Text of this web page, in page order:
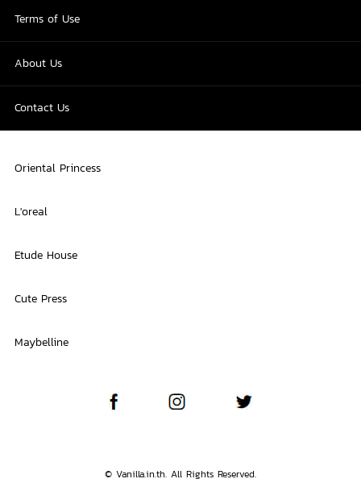
Terms of Use
About Us
Contact Us
Oriental Princess
L'oreal
Etude House
Cute Press
Maybelline
© Vanilla.in.th. All Rights Reserved.